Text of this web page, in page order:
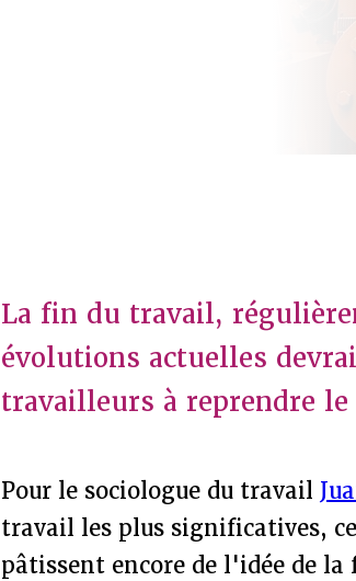
La fin du travail,
évolutions actuelles
travailleurs à reprendre
Pour le sociologue du travail
travail les plus significatives,
pâtissent encore de l'idée de